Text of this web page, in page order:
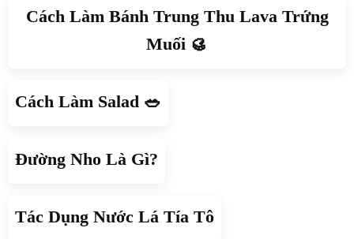
Cách Làm Bánh Trung Thu Lava Trứng
Muối 🥮
Cách Làm Salad 🥗
Đường Nho Là Gì?
Tác Dụng Nước Lá Tía Tô